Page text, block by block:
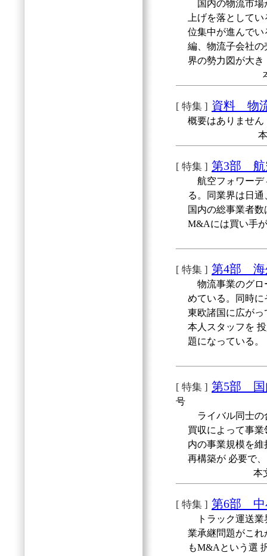
国内の物流市場
上げを落として
位集中が進んで
編、物流子会社
界の勢力図が大
[ 特集 ] 資料 物
概要はありません
[ 特集 ] 第3部 航
航空フォワーデ
る。同業界は日
国内の総事業者
M&Aには買い手
[ 特集 ] 第4部 海
物流事業のグロ
めている。同時
東欧諸国に広が
本人スタッフを
題になっている。
[ 特集 ] 第5部 国
号
ライバル同士の
買収によって事
内の事業規模を
再構築が 必要で
本
[ 特集 ] 第6部 中
トラック運送業
業承継問題がこ
もM&Aという選